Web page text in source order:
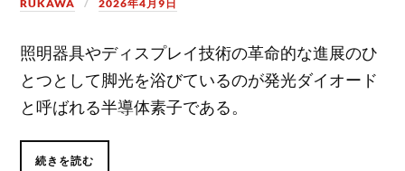
RUKAWA 2026年4月9日
照明器具やディスプレイ技術の革命的な進展のひ
とつとして脚光を浴びているのが発光ダイオード
と呼ばれる半導体素子である。
続きを読む